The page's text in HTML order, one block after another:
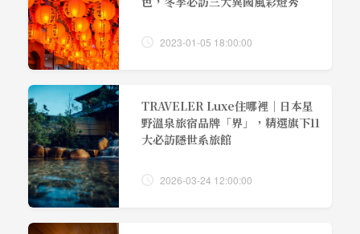
2023-01-05 18:00:00
TRAVELER Luxe住哪裡｜日本星
野溫泉旅宿品牌「界」，精選旗下11
大必訪隱世系旅館
2026-03-24 12:00:00